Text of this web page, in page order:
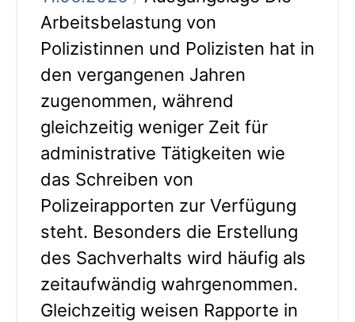
Arbeitsbelastung von
Polizistinnen und Polizisten hat in
den vergangenen Jahren
zugenommen, während
gleichzeitig weniger Zeit für
administrative Tätigkeiten wie
das Schreiben von
Polizeirapporten zur Verfügung
steht. Besonders die Erstellung
des Sachverhalts wird häufig als
zeitaufwändig wahrgenommen.
Gleichzeitig weisen Rapporte in